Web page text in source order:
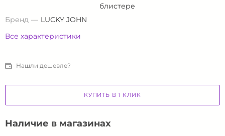
блистере
Бренд
LUCKY JOHN
Все характеристики
Нашли дешевле?
КУПИТЬ В 1 КЛИК
Наличие в магазинах